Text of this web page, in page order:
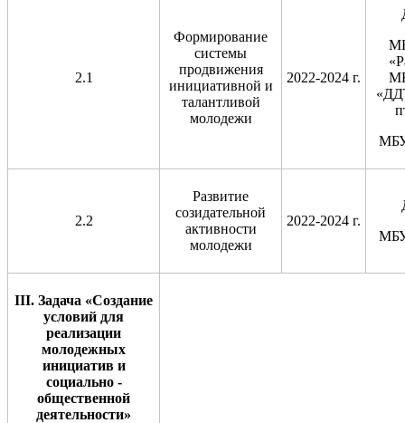
2.1
Формирование
системы
продвижения
инициативной и
талантливой
молодежи
2022-2024 г.
2.2
Развитие
созидательной
активности
молодежи
2022-2024 г.
III. Задача «Создание
условий для
реализации
молодежных
инициатив и
социально -
общественной
деятельности»